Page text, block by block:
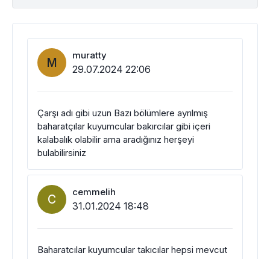
M muratty
29.07.2024 22:06
Çarşı adı gibi uzun Bazı bölümlere ayrılmış
baharatçılar kuyumcular bakırcılar gibi içeri
kalabalık olabilir ama aradığınız herşeyi
bulabilirsiniz
C cemmelih
31.01.2024 18:48
Baharatcılar kuyumcular takıcılar hepsi mevcut